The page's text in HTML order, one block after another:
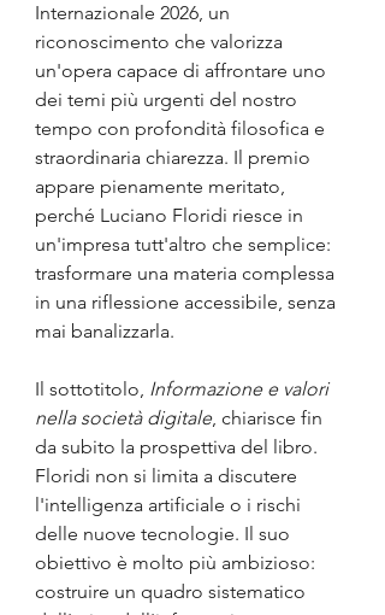
Internazionale 2026, un
riconoscimento che valorizza
un'opera capace di affrontare uno
dei temi più urgenti del nostro
tempo con profondità filosofica e
straordinaria chiarezza. Il premio
appare pienamente meritato,
perché Luciano Floridi riesce in
un'impresa tutt'altro che semplice:
trasformare una materia complessa
in una riflessione accessibile, senza
mai banalizzarla.
Il sottotitolo, Informazione e valori
nella società digitale, chiarisce fin
da subito la prospettiva del libro.
Floridi non si limita a discutere
l'intelligenza artificiale o i rischi
delle nuove tecnologie. Il suo
obiettivo è molto più ambizioso:
costruire un quadro sistematico